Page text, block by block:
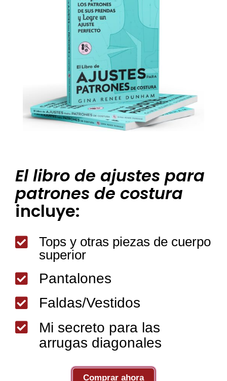
El libro de ajustes para
patrones de costura
incluye:

Tops y otras piezas de cuerpo
superior
 Pantalones
 Faldas/Vestidos

Mi secreto para las
arrugas diagonales
Comprar ahora